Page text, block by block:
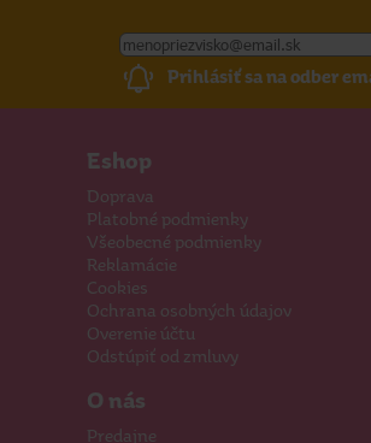
Prihlásiť sa na odber
Eshop
Doprava
Platobné podmienky
Všeobecné podmienky
Reklamácie
Cookies
Ochrana osobných údajov
Overenie účtu
Odstúpiť od zmluvy
O nás
Predajne